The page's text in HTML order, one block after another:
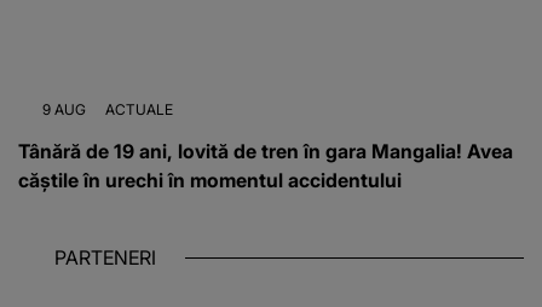
9 AUG ACTUALE
Tânără de 19 ani, lovită de tren în gara Mangalia! Avea
căștile în urechi în momentul accidentului
PARTENERI